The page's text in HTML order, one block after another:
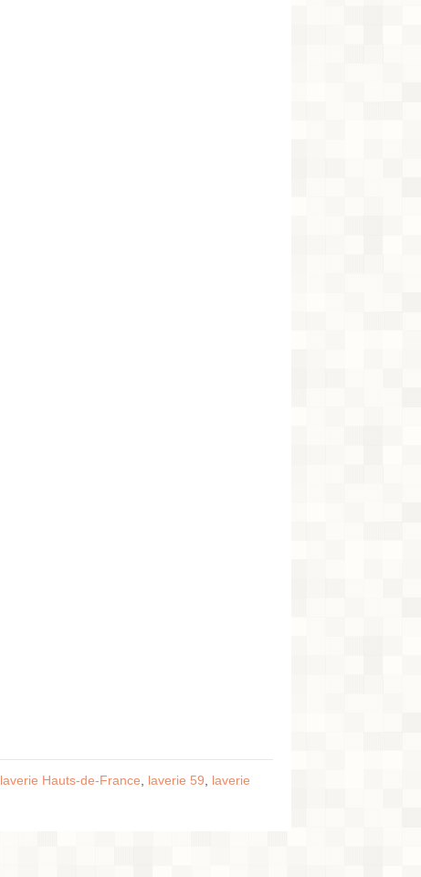
laverie Hauts-de-France, laverie 59, laverie